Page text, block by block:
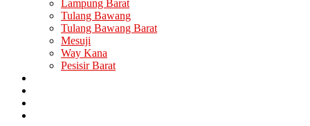
Lampung Barat
Tulang Bawang
Tulang Bawang Barat
Mesuji
Way Kana
Pesisir Barat